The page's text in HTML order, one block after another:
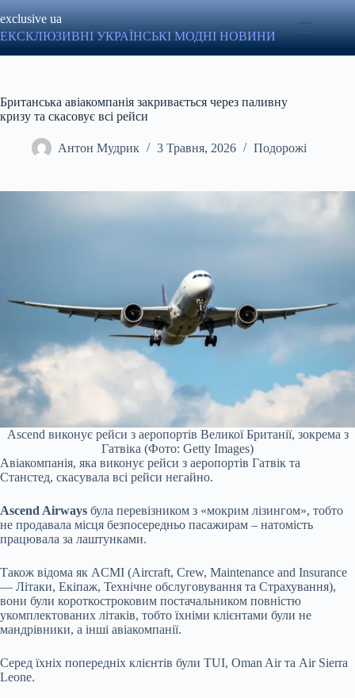
до
вмісту
exclusive ua
ЕКСКЛЮЗИВНІ УКРАЇНСЬКІ МОДНІ НОВИНИ
Британська авіакомпанія закривається через паливну
кризу та скасовує всі рейси
Антон Мудрик 3 Травня, 2026 Подорожі
Ascend виконує рейси з аеропортів Великої Британії, зокрема з
Гатвіка (Фото: Getty Images)
Авіакомпанія, яка виконує рейси з аеропортів Гатвік та
Станстед, скасувала всі рейси негайно.
Ascend Airways була перевізником з «мокрим лізингом», тобто
не продавала місця безпосередньо пасажирам – натомість
працювала за лаштунками.
Також відома як ACMI (Aircraft, Crew, Maintenance and Insurance
— Літаки, Екіпаж, Технічне обслуговування та Страхування),
вони були короткостроковим постачальником повністю
укомплектованих літаків, тобто їхніми клієнтами були не
мандрівники, а інші авіакомпанії.
Серед їхніх попередніх клієнтів були TUI, Oman Air та Air Sierra
Leone.